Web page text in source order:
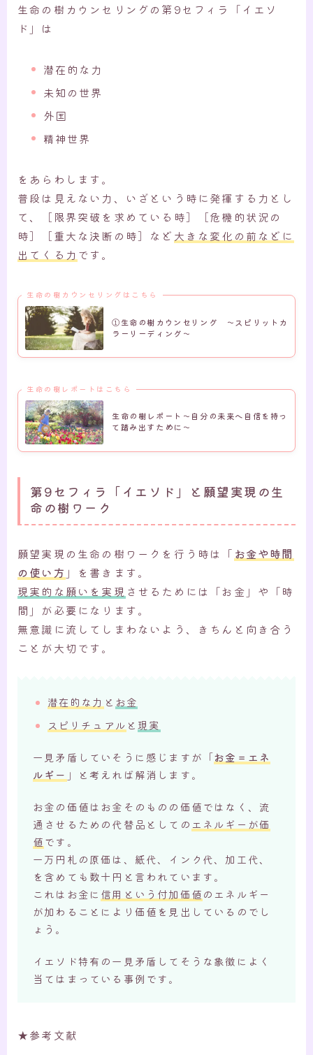
生命の樹カウンセリングの第9セフィラ「イエソ
ド」は
潜在的な力
未知の世界
外国
精神世界
をあらわします。
普段は見えない力、いざという時に発揮する力とし
て、［限界突破を求めている時］［危機的状況の
時］［重大な決断の時］など 大きな変化の前などに
出てくる力 です。
生命の樹カウンセリングはこちら
①生命の樹カウンセリング ～スピリットカ
ラーリーディング～
生命の樹レポートはこちら
生命の樹レポート～自分の未来へ自信を持っ
て踏み出すために～
第9セフィラ「イエソド」と願望実現の生
命の樹ワーク
願望実現の生命の樹ワークを行う時は「 お金や時間
の使い方 」を書きます。
現実的な願いを実現 させるためには「お金」や「時
間」が必要になります。
無意識に流してしまわないよう、きちんと向き合う
ことが大切です。
潜在的な力 と お金
スピリチュアル と現実
一見矛盾していそうに感じますが「お金＝エネ
ルギー 」と考えれば解消します。
お金の価値はお金そのものの価値ではなく、流
通させるための代替品としての エネルギーが価
値です。
一万円札の原価は、紙代、インク代、加工代、
を含めても数十円と言われています。
これはお金に 信用という付加価値のエネルギー
が加わることにより価値を見出しているのでし
ょう。
イエソド特有の一見矛盾してそうな象徴によく
当てはまっている事例です。
★参考文献